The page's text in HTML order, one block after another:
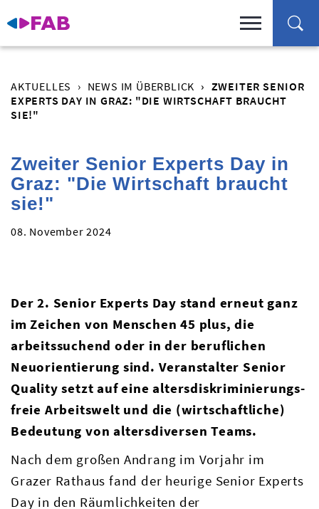
AKTUELLES NEWS IM ÜBERBLICK
ZWEITER SENIOR
EXPERTS DAY IN GRAZ: "DIE WIRTSCHAFT BRAUCHT
SIE!"
Zweiter Senior Experts Day in
Graz: "Die Wirtschaft braucht
sie!"
08. November 2024
Der 2. Senior Experts Day stand erneut ganz
im Zeichen von Menschen 45 plus, die
arbeitssuchend oder in der beruflichen
Neuorientierung sind. Veranstalter Senior
Quality setzt auf eine alters­diskriminierungs­­­­
freie Arbeitswelt und die (wirtschaftliche)
Bedeutung von altersdiversen Teams.
Nach dem großen Andrang im Vorjahr im
Grazer Rathaus fand der heurige Senior Experts
Day in den Räumlichkeiten der